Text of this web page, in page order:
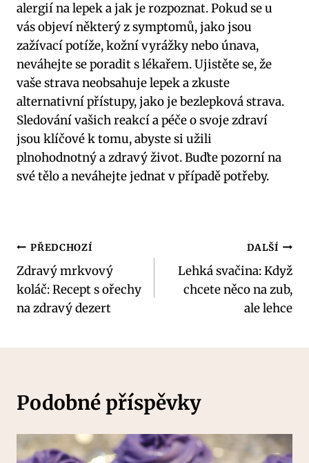
alergií na lepek a jak je rozpoznat. Pokud se u
vás objeví některý z symptomů, jako jsou
zažívací potíže, kožní vyrážky nebo únava,
neváhejte se poradit s lékařem. Ujistěte se, že
vaše strava neobsahuje lepek a zkuste
alternativní přístupy, jako je bezlepková strava.
Sledování vašich reakcí a péče o svoje zdraví
jsou klíčové k tomu, abyste si užili
plnohodnotný a zdravý život. Buďte pozorní na
své tělo a neváhejte jednat v případě potřeby.
Navigace
pro
příspěvek
PŘEDCHOZÍ
Zdravý mrkvový
koláč: Recept s ořechy
na zdravý dezert
DALŠÍ
Lehká svačina: Když
chcete něco na zub,
ale lehce
Podobné příspěvky